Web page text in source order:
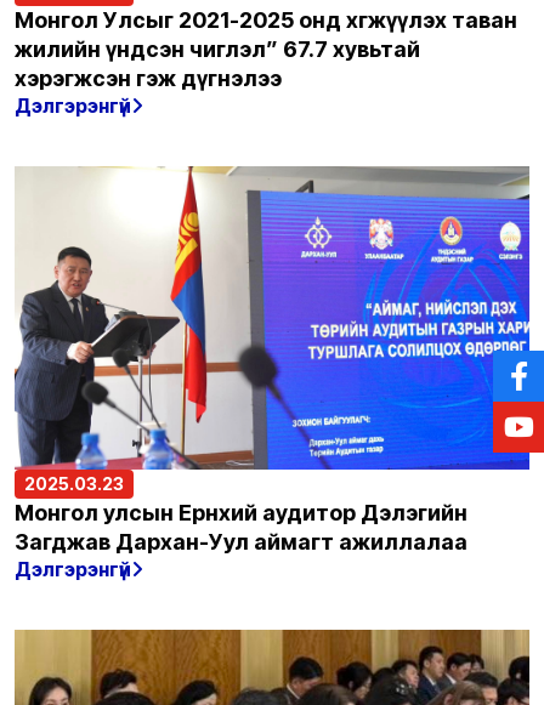
Монгол Улсыг 2021-2025 онд хөгжүүлэх таван
жилийн үндсэн чиглэл” 67.7 хувьтай
хэрэгжсэн гэж дүгнэлээ
Дэлгэрэнгүй
2025.03.23
Монгол улсын Ерөнхий аудитор Дэлэгийн
Загджав Дархан-Уул аймагт ажиллалаа
Дэлгэрэнгүй